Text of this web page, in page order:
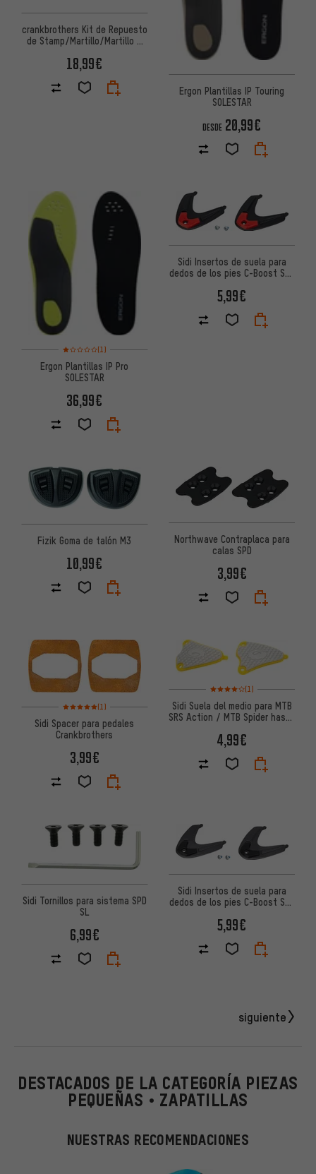
crankbrothers Kit de Repuesto
de Stamp/Martillo/Martillo E
18,99€
Ergon Plantillas IP Touring
SOLESTAR
DESDE 20,99€
Valoración media: 1 de 5 basada en 1 reseñas
(1)
Ergon Plantillas IP Pro
SOLESTAR
36,99€
Sidi Insertos de suela para
dedos de los pies C-Boost SRS
5,99€
Fizik Goma de talón M3
10,99€
Northwave Contraplaca para
calas SPD
3,99€
Valoración media: 5 de 5 basada en 1 reseñas
(1)
Sidi Spacer para pedales
Crankbrothers
3,99€
Valoración media: 4 de 5
(1)
Sidi Suela del medio para MTB
SRS Action / MTB Spider hasta
4,99€
Sidi Tornillos para sistema SPD
SL
6,99€
Sidi Insertos de suela para
dedos de los pies C-Boost SRS
5,99€
siguiente
DESTACADOS DE LA CATEGORÍA PIEZAS
PEQUEÑAS • ZAPATILLAS
NUESTRAS RECOMENDACIONES